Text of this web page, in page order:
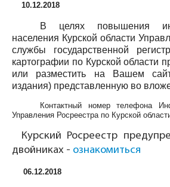
10.12.2018
В целях повышения
населения Курской области
службы государственной
картографии по Курской области
или разместить на Вашем
издания) представленную во
Контактный номер телефона
Управления Росреестра по Курской
Курский Росреестр
двойниках - ознакомиться
06.12.2018